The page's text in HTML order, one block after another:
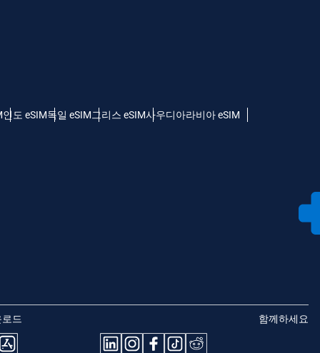
인도 eSIM독일 eSIM그리스 eSIM사우디아라비아 eSIM
드 함께하세요